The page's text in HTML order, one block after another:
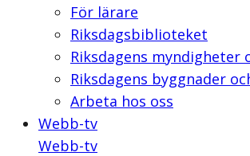
För lärare
Riksdagsbiblioteket
Riksdagens myndigheter
Riksdagens byggnader
Arbeta hos oss
Webb-tv
Webb-tv